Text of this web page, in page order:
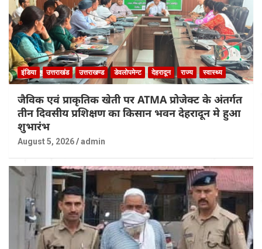
इंडिया उत्तराखंड उत्तराखण्ड डेवलोपमेन्ट देहरादून राज्य स्वास्थ्य
जैविक एवं प्राकृतिक खेती पर ATMA प्रोजेक्ट के अंतर्गत
तीन दिवसीय प्रशिक्षण का किसान भवन देहरादून मे हुआ
शुभारंभ
August 5, 2026 admin